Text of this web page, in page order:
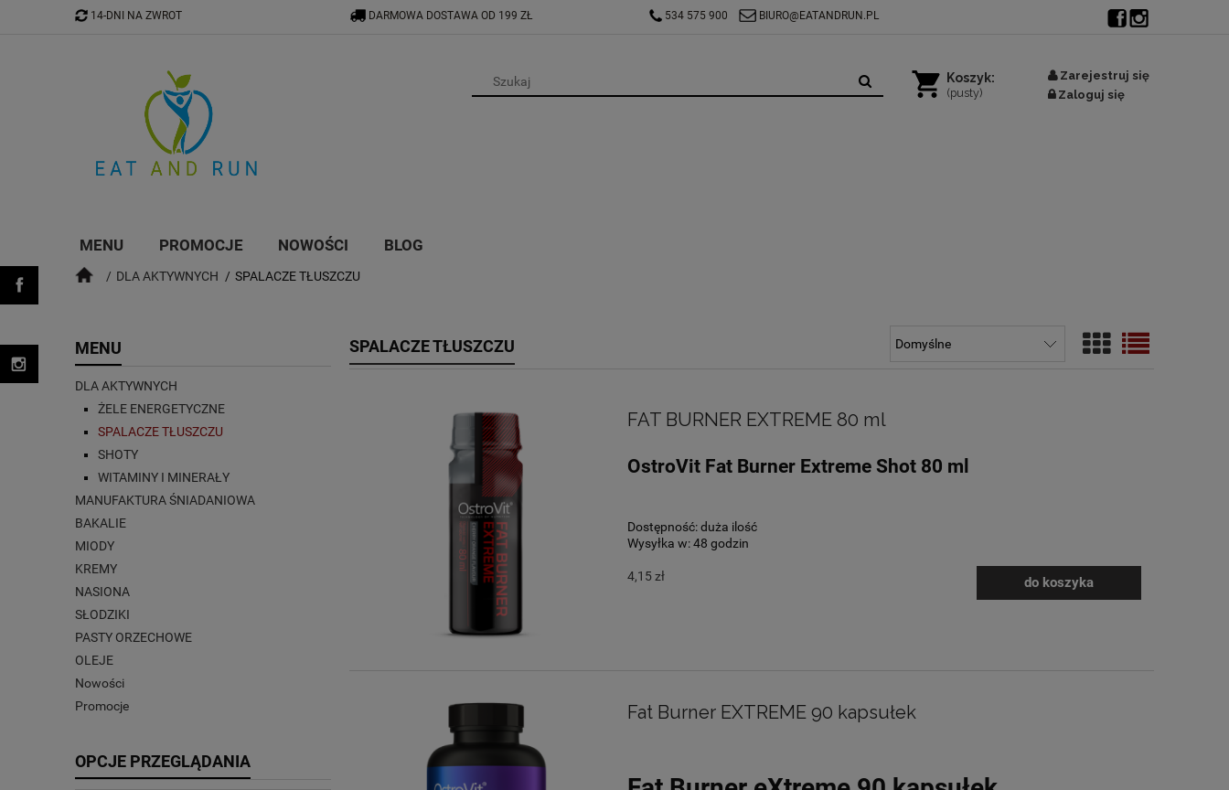
Zarejestruj się
Zaloguj się
Koszyk:
(pusty)
MENU PROMOCJE NOWOŚCI BLOG
DLA AKTYWNYCH SPALACZE TŁUSZCZU
14-DNI NA ZWROT DARMOWA DOSTAWA OD 199 ZŁ 534 575 900 BIURO@EATANDRUN.PL
MENU
DLA AKTYWNYCH
ŻELE ENERGETYCZNE
SPALACZE TŁUSZCZU
SHOTY
WITAMINY I MINERAŁY
MANUFAKTURA ŚNIADANIOWA
BAKALIE
MIODY
KREMY
NASIONA
SŁODZIKI
PASTY ORZECHOWE
OLEJE
Nowości
Promocje
OPCJE PRZEGLĄDANIA
SPALACZE TŁUSZCZU
FAT BURNER EXTREME 80 ml
OstroVit Fat Burner Extreme Shot 80 ml
Dostępność:duża ilość
Wysyłka w:48 godzin
4,15 zł do koszyka
Fat Burner EXTREME 90 kapsułek